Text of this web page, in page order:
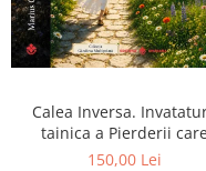
Calea Inversa.
tainica a Pierderii
vindeca sufletul - Cum
150,00 Lei